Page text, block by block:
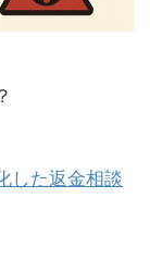
した返金相談